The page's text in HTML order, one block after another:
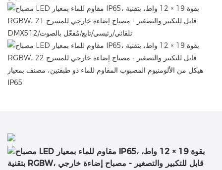
DMX512/تلقائي/رئيسي/تابع/مُفعّل بالصوت
هيكل من الألومنيوم المصبوب المقاوم للماء ذو ​​طبقتين، مصنف بمعيار
IP65